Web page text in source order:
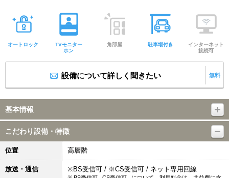
オートロック
TVモニター
ホン
角部屋 駐車場付き
インターネット
接続可
設備について詳しく聞きたい 無料
基本情報
こだわり設備・特徴
位置 高層階
放送・通信 ※BS受信可 / ※CS受信可 / ネット専用回線